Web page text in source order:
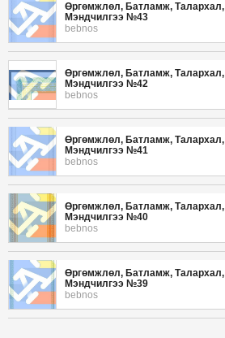
Өргөмжлөл, Батламж, Талархал,
Мэндчилгээ №43
bebnos
Өргөмжлөл, Батламж, Талархал,
Мэндчилгээ №42
bebnos
Өргөмжлөл, Батламж, Талархал,
Мэндчилгээ №41
bebnos
Өргөмжлөл, Батламж, Талархал,
Мэндчилгээ №40
bebnos
Өргөмжлөл, Батламж, Талархал,
Мэндчилгээ №39
bebnos